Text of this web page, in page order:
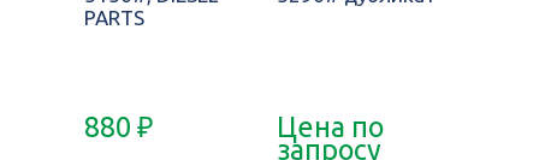
PARTS
880 ₽ Цена по
запросу